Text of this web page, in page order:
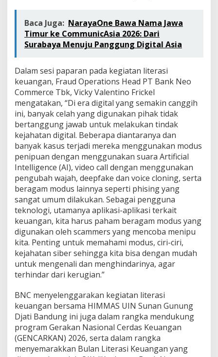
Baca Juga: NarayaOne Bawa Nama Jawa
Timur ke CommunicAsia 2026: Dari
Surabaya Menuju Panggung Digital Asia
Dalam sesi paparan pada kegiatan literasi
keuangan, Fraud Operations Head PT Bank Neo
Commerce Tbk, Vicky Valentino Frickel
mengatakan, “Di era digital yang semakin canggih
ini, banyak celah yang digunakan pihak tidak
bertanggung jawab untuk melakukan tindak
kejahatan digital. Beberapa diantaranya dan
banyak kasus terjadi mereka menggunakan modus
penipuan dengan menggunakan suara Artificial
Intelligence (AI), video call dengan menggunakan
pengubah wajah, deepfake dan voice cloning, serta
beragam modus lainnya seperti phising yang
sangat umum dilakukan. Sebagai pengguna
teknologi, utamanya aplikasi-aplikasi terkait
keuangan, kita harus paham beragam modus yang
digunakan oleh scammers yang mencoba menipu
kita. Penting untuk memahami modus, ciri-ciri,
kejahatan siber sehingga kita bisa dengan mudah
untuk mengenali dan menghindarinya, agar
terhindar dari kerugian.”
BNC menyelenggarakan kegiatan literasi
keuangan bersama HIMMAS UIN Sunan Gunung
Djati Bandung ini juga dalam rangka mendukung
program Gerakan Nasional Cerdas Keuangan
(GENCARKAN) 2026, serta dalam rangka
menyemarakkan Bulan Literasi Keuangan yang